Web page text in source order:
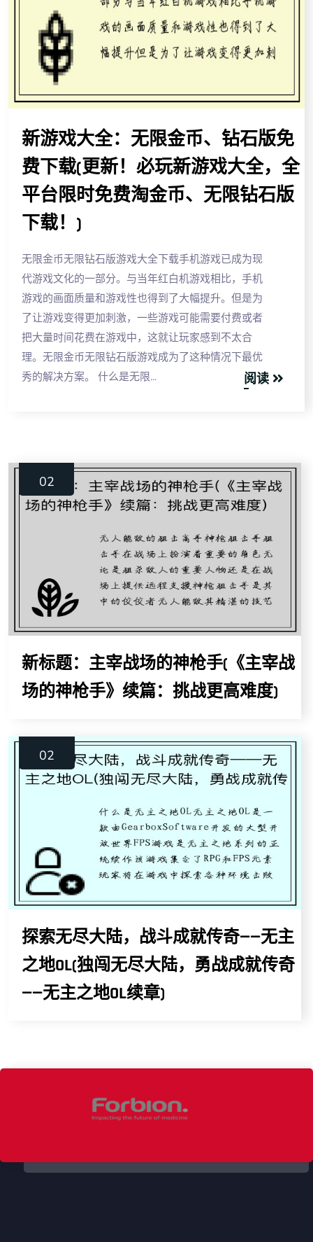
新游戏大全：无限金币、钻石版免
费下载(更新！必玩新游戏大全，全
平台限时免费淘金币、无限钻石版
下载！)
无限金币无限钻石版游戏大全下载手机游戏已成为现
代游戏文化的一部分。与当年红白机游戏相比，手机
游戏的画面质量和游戏性也得到了大幅提升。但是为
了让游戏变得更加刺激，一些游戏可能需要付费或者
把大量时间花费在游戏中，这就让玩家感到不太合
理。无限金币无限钻石版游戏成为了这种情况下最优
秀的解决方案。 什么是无限...
阅读
12
02
新标题：主宰战场的神枪手(《主宰战
场的神枪手》续篇：挑战更高难度)
10
02
探索无尽大陆，战斗成就传奇——无主
之地OL(独闯无尽大陆，勇战成就传奇
——无主之地OL续章)